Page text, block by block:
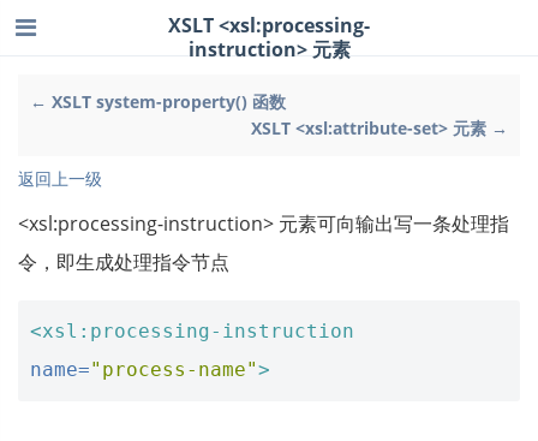
← XSLT system-property() 函数
XSLT <xsl:attribute-set> 元素 →
XSLT <xsl:processing-
instruction> 元素
返回上一级
<xsl:processing-instruction> 元素可向输出写一条处理指
令，即生成处理指令节点
<xsl:processing-instruction
name="process-name">